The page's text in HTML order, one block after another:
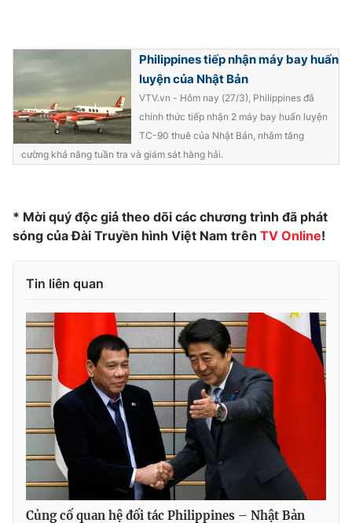
Tư vấn
Lịch phát sóng
Chuyên mục khác
Emagazine Podcast
Video Shorts video
VTV Money
VTV Sức khoẻ Bất động sản
Thị trường 24h Tấm lòng Việt
VTV4 Vươn mình bằng AI
VTV8
Liên hệ tòa soạn English
Philippines tiếp nhận máy bay huấn
luyện của Nhật Bản
VTV.vn - Hôm nay (27/3), Philippines đã
chính thức tiếp nhận 2 máy bay huấn luyện
TC-90 thuê của Nhật Bản, nhằm tăng
cường khả năng tuần tra và giám sát hàng hải.
* Mời quý độc giả theo dõi các chương trình đã phát
sóng của Đài Truyền hình Việt Nam trên TV Online!
Tin liên quan
Củng cố quan hệ đối tác Philippines – Nhật Bản